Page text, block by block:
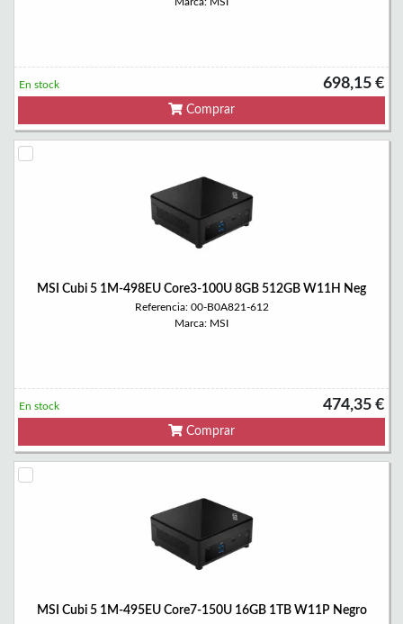
698,15 €
En stock
Comprar
MSI Cubi 5 1M-498EU Core3-100U 8GB 512GB W11H Neg
Referencia: 00-B0A821-612
Marca: MSI
474,35 €
En stock
Comprar
MSI Cubi 5 1M-495EU Core7-150U 16GB 1TB W11P Negro